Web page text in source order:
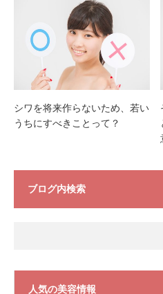
シワを将来作らないため、若い
うちにすべきことって？
ブログ内検索
人気の美容情報